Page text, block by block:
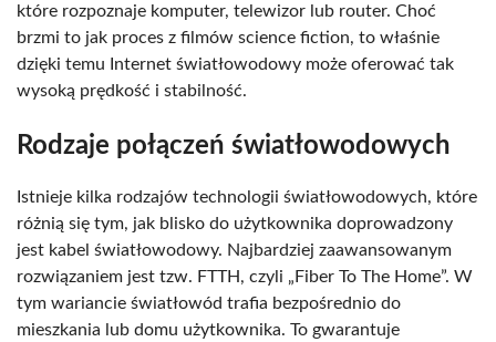
które rozpoznaje komputer, telewizor lub router. Choć
brzmi to jak proces z filmów science fiction, to właśnie
dzięki temu Internet światłowodowy może oferować tak
wysoką prędkość i stabilność.
Rodzaje połączeń światłowodowych
Istnieje kilka rodzajów technologii światłowodowych, które
różnią się tym, jak blisko do użytkownika doprowadzony
jest kabel światłowodowy. Najbardziej zaawansowanym
rozwiązaniem jest tzw. FTTH, czyli „Fiber To The Home”. W
tym wariancie światłowód trafia bezpośrednio do
mieszkania lub domu użytkownika. To gwarantuje